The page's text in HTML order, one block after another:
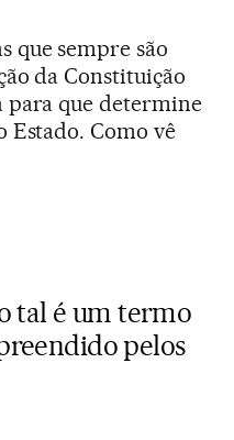
que sempre são
da Constituição
para que determine
Como vê
tal é um termo
pelos